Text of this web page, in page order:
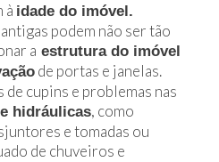
à idade do imóvel.
podem não ser tão
a estrutura do imóvel
de portas e janelas.
de cupins e problemas nas
hidráulicas, como
e tomadas ou
de chuveiros e